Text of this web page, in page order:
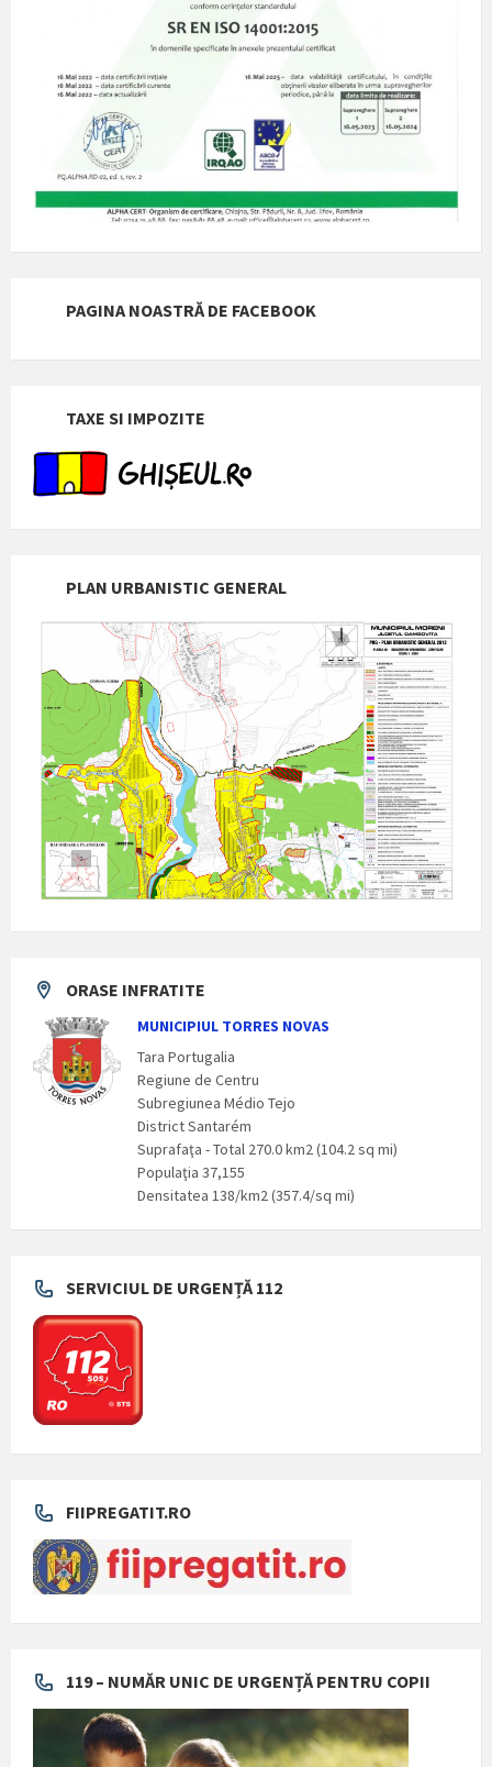
PAGINA NOASTRĂ DE FACEBOOK
TAXE SI IMPOZITE
PLAN URBANISTIC GENERAL
ORASE INFRATITE
MUNICIPIUL TORRES NOVAS
Tara Portugalia
Regiune de Centru
Subregiunea Médio Tejo
District Santarém
Suprafaţa - Total 270.0 km2 (104.2 sq mi)
Populaţia 37,155
Densitatea 138/km2 (357.4/sq mi)
SERVICIUL DE URGENȚĂ 112
FIIPREGATIT.RO
119 – NUMĂR UNIC DE URGENȚĂ PENTRU COPII